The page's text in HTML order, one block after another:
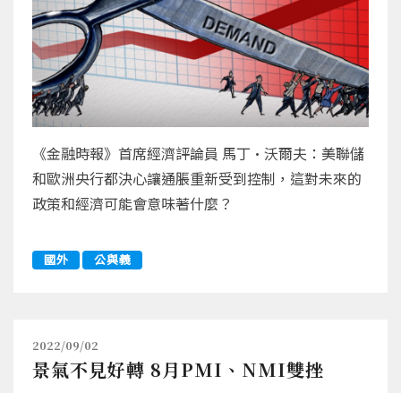
《金融時報》首席經濟評論員 馬丁•沃爾夫：美聯儲
和歐洲央行都決心讓通脹重新受到控制，這對未來的
政策和經濟可能會意味著什麼？
國外 公與義
2022/09/02
景氣不見好轉 8月PMI、NMI雙挫